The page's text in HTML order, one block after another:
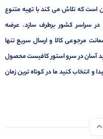
است که تلاش می کند با تهیه متنوع
در سراسر کشور برطرف سازد. عرضه
مرجوعی کالا و ارسال سریع تنها
آسان در سرو استور کافیست محصول
انتخاب کنید ما در کوتاه ترین زمان